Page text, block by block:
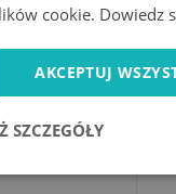
cookie. Dowiedz
AKCEPTUJ
SZCZEGÓŁY